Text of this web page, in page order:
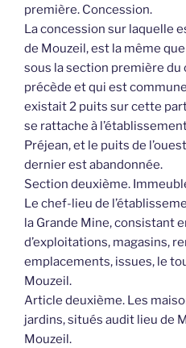
première. Concession.
La concession sur laquelle
de Mouzeil, est la même
sous la section première
précède et qui est
existait 2 puits sur cette
se rattache à
Préjean, et le puits de
dernier est abandonnée.
Section deuxième.
Le chef-lieu de
la Grande Mine, consistant
d’exploitations, magasins,
emplacements, issues, le
Mouzeil.
Article deuxième. Les
jardins, situés audit lieu de
Mouzeil.